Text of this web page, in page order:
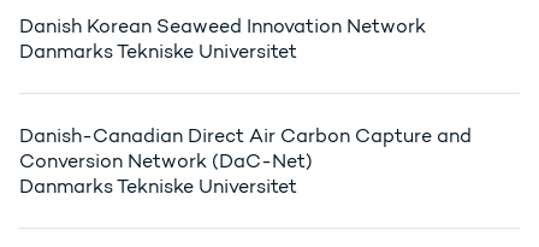
Danish Korean Seaweed Innovation Network
Danmarks Tekniske Universitet
Danish-Canadian Direct Air Carbon Capture and
Conversion Network (DaC-Net)
Danmarks Tekniske Universitet